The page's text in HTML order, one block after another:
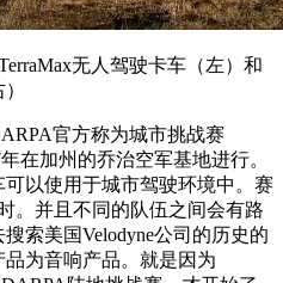
无人驾驶卡车（左）和
官方称为城市挑战赛
年在加州的乔治空军基地进行。
以使用于城市驾驶环境中。赛
。并且不同的队伍之间会有路
索美国Velodyne公司的历史的
为音响产品。就是因为